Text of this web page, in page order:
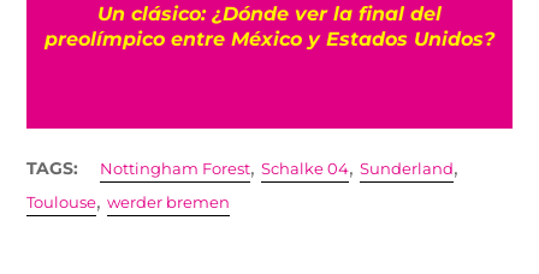
Un clásico: ¿Dónde ver la final del
preolímpico entre México y Estados Unidos?
TAGS: Nottingham Forest,Schalke 04,Sunderland,
Toulouse,werder bremen